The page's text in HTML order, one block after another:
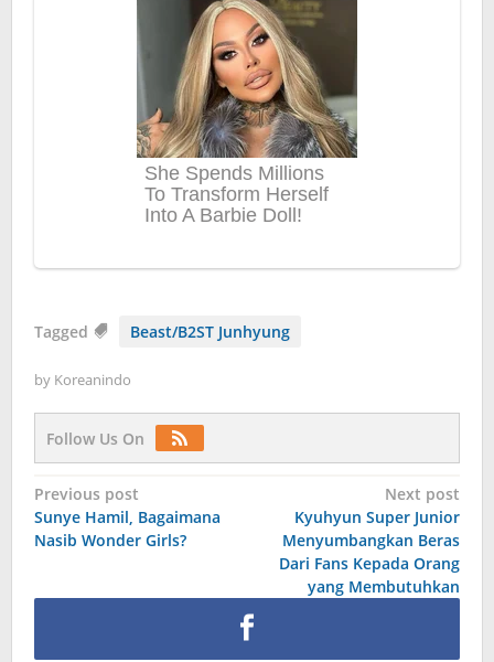
Tagged Beast/B2ST Junhyung
by Koreanindo
Follow Us On
Post
navigation
Previous post
Sunye Hamil, Bagaimana
Nasib Wonder Girls?
Next post
Kyuhyun Super Junior
Menyumbangkan Beras
Dari Fans Kepada Orang
yang Membutuhkan